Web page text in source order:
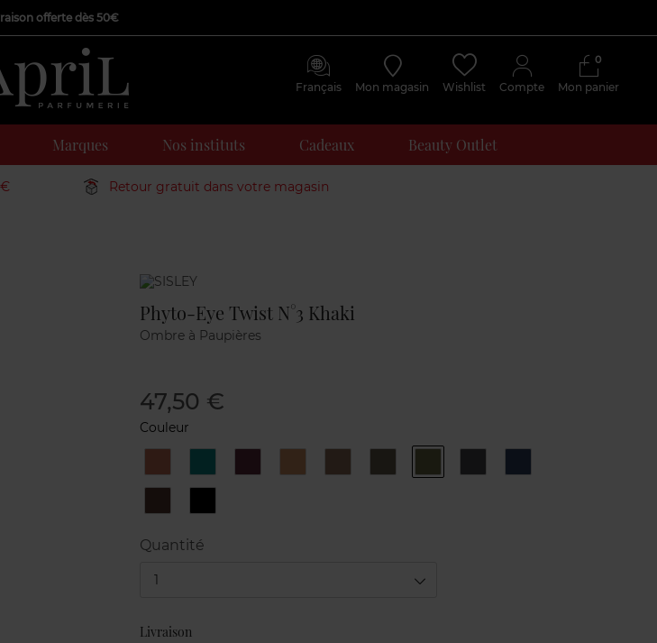
offerte dès 50€
Français Mon magasin Wishlist Compte Mon panier
0
Marques Nos instituts Cadeaux Beauty Outlet
Retour gratuit dans votre magasin
Marque
Phyto-Eye Twist N°3 Khaki
Ombre à Paupières
47,50 €
Couleur
CopperEmeraldBlack Pearl TopazeBronzeKhaki Steel
Marine
HavanaBlack
Quantité
1
Livraison